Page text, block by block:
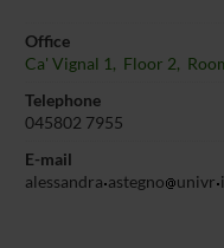
Office
Ca' Vignal 1, Floor 2,
Telephone
045802 7955
E-mail
alessandra astegno univr